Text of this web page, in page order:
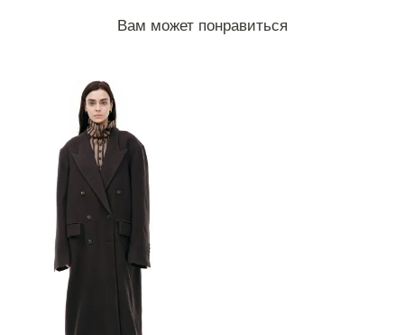
Вам может понравиться